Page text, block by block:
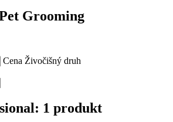
Grooming
Cena Živočišný druh
1 produkt